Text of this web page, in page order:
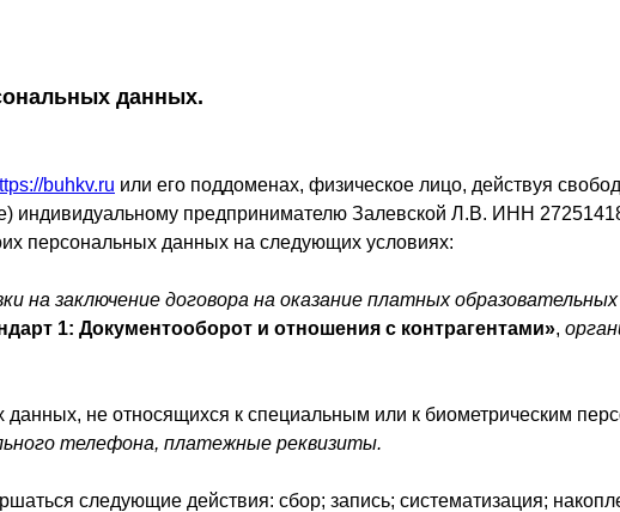
данных.
buhkv.ru или его поддоменах, физическое лицо, действуя
индивидуальному предпринимателю Залевской Л.В. ИНН
персональных данных на следующих условиях:
на заключение договора на оказание платных
1: Документооборот и отношения с контрагентами»,
данных, не относящихся к специальным или к биометрическим
телефона, платежные реквизиты.
следующие действия: сбор; запись; систематизация;